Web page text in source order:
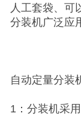
人工套袋、可
分装机广泛应
自动定量分装
1：分装机采